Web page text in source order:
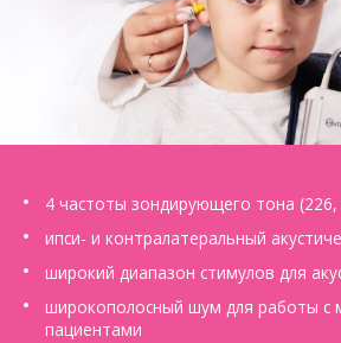
Обучение
Дилеры
О компании
Карьера
4 частоты зондирующего тона (226,
ипси- и контралатеральный
широкий диапазон стимулов для
широкополосный шум для работы с
пациентами